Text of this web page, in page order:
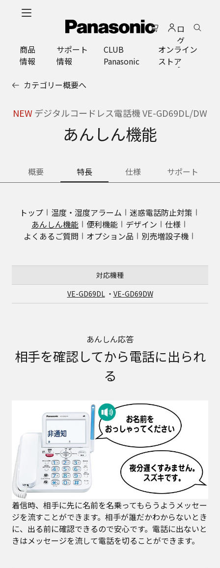
ロ
グ
イ
ン
商品
情報
サポート
情報
CLUB
Panasonic
オンライン
ストア
カテゴリー概要へ
NEWデジタルコードレス電話機 VE-GD69DL/DW
あんしん機能
概要 特長 仕様 サポート
トップ 温度・湿度アラーム
迷惑電話防止対策
あんしん機能
便利機能 デザイン
仕様
よくあるご質問
オプション品 別売増設子機
対応機種
VE-GD69DL・ VE-GD69DW
あんしん応答
相手を確認してから電話に出られ
る
着信時、相手に先に名前を名乗ってもらうようメッセー
ジを流すことができます。相手が誰だかわからないとき
に、出る前に確認できるので安心です。電話に出ないと
きはメッセージを流して電話を切ることができます。